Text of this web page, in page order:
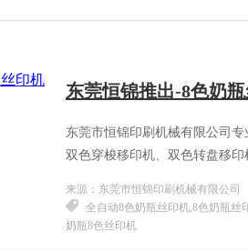
东莞恒锦推出-8色奶
东莞市恒锦印刷机械有限公司专
双色穿梭移印机、双色转盘移
来源：东莞市恒锦印刷机械有限公司
全自动8色奶瓶丝印机,8色奶瓶丝
奶瓶8色丝印机